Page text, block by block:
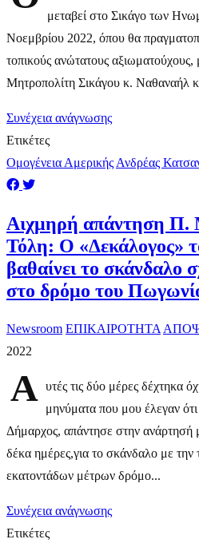
μεταβεί στο Σικάγο των
Νοεμβρίου 2022, όπου θα
τοπικούς ανώτατους
Μητροπολίτη Σικάγου κ. Ναθαναήλ
Συνέχεια ανάγνωσης
Ετικέτες
Ομογένεια Αμερικής Ανδρέας
​Αιχμηρή απάντηση Π.
Τόλη: Ο «Δεκάλογος»
βαθαίνει το σκάνδαλο
στο δρόμο του
Newsroom ΕΠΙΚΑΙΡΟΤΗΤΑ
2022
Α υτές τις δύο μέρες δέχτηκα
μηνύματα που μου έλεγαν
Δήμαρχος, απάντησε στην
δέκα ημέρες,για το σκάνδαλο με
εκατοντάδων μέτρων δρόμο...
Συνέχεια ανάγνωσης
Ετικέτες